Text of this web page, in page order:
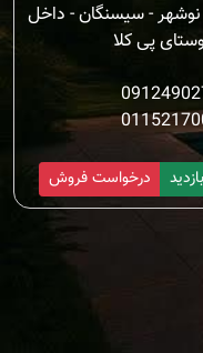
نوشهر - سیسنگان - داخل
پی کلا
درخواست فروش